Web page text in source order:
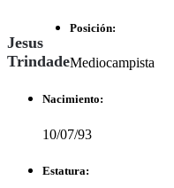
Jesus
Trindade
Posición:
Mediocampista
Nacimiento:
10/07/93
Estatura: